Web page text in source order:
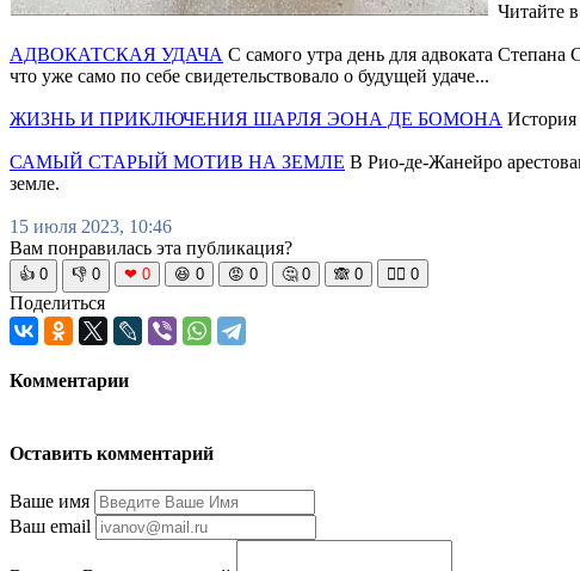
Читайте
АДВОКАТСКАЯ УДАЧА С самого утра день для адвоката
что уже само по себе свидетельствовало о будущей удаче...
ЖИЗНЬ И ПРИКЛЮЧЕНИЯ ШАРЛЯ ЭОНА ДЕ БОМОНА История
САМЫЙ СТАРЫЙ МОТИВ НА ЗЕМЛЕ В Рио-де-Жанейро
земле.
15 июля 2023, 10:46
Вам понравилась эта публикация?
👍 0 👎 0 ❤ 0 😆 0 😡 0 🤔 0 🙈 0 🧘‍♀️ 0
Поделиться
Комментарии
Оставить комментарий
Ваше имя
Ваш email